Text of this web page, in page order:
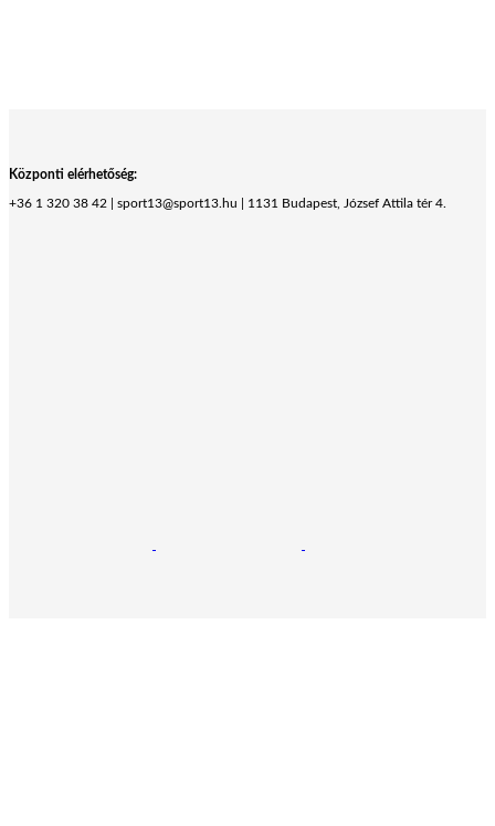
Központi elérhetőség:
+36 1 320 38 42 | sport13@sport13.hu | 1131 Budapest, József Attila tér 4.